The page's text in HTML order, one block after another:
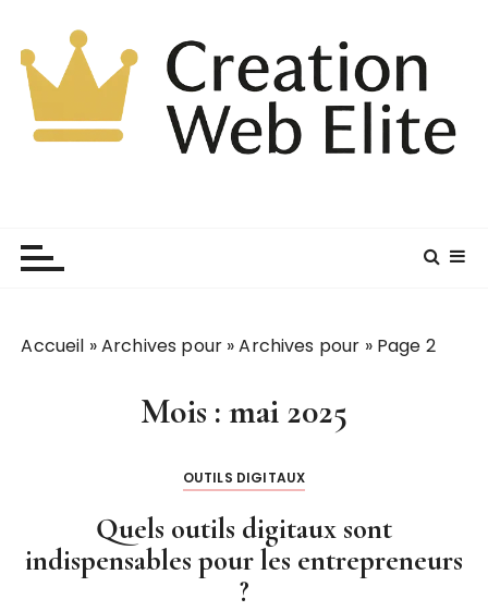
Accueil »Archives pour»Archives pour » Page 2
Mois : mai 2025
OUTILS DIGITAUX
Quels outils digitaux sont
indispensables pour les entrepreneurs
?